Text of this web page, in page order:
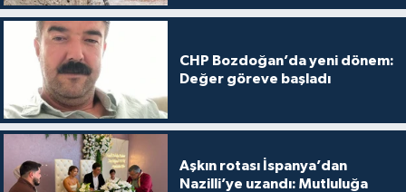
CHP Bozdoğan’da yeni dönem:
Değer göreve başladı
Aşkın rotası İspanya’dan
Nazilli’ye uzandı: Mutluluğa